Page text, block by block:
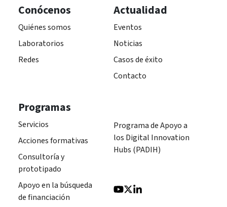
Conócenos
Quiénes somos
Laboratorios
Redes
Actualidad
Eventos
Noticias
Casos de éxito
Contacto
Programas
Servicios
Acciones formativas
Consultoría y
prototipado
Apoyo en la búsqueda
de financiación
Programa de Apoyo a
los Digital Innovation
Hubs (PADIH)